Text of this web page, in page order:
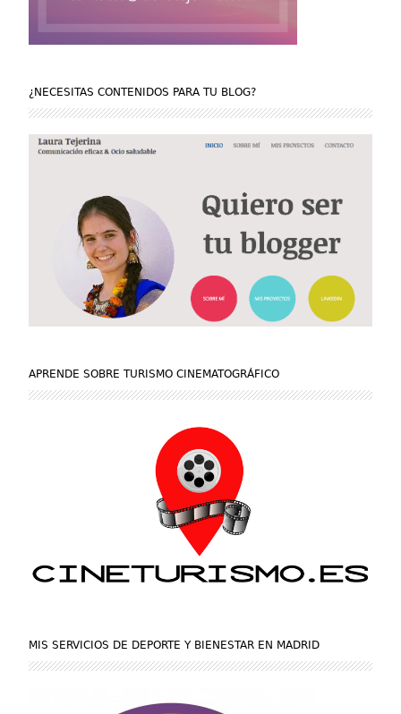
¿NECESITAS CONTENIDOS PARA TU BLOG?
APRENDE SOBRE TURISMO CINEMATOGRÁFICO
MIS SERVICIOS DE DEPORTE Y BIENESTAR EN MADRID